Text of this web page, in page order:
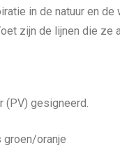
in de natuur en
zijn de lijnen die ze
(PV) gesigneerd.
groen/oranje